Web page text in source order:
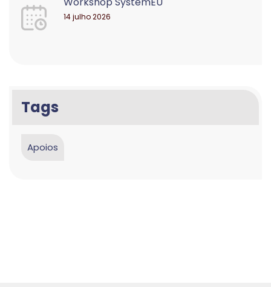
14 julho 2026
Tags
Apoios